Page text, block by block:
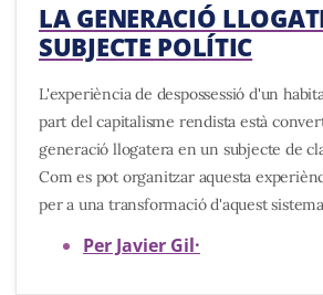
LA GENERACIÓ
SUBJECTE POLÍTIC
L'experiència de despossessió d'un
part del capitalisme rendista està
generació llogatera en un subjecte de
Com es pot organitzar aquesta
per a una transformació d'aquest
Per Javier Gil·